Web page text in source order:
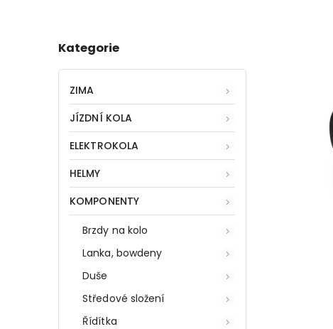
Kategorie
ZIMA
JÍZDNÍ KOLA
ELEKTROKOLA
HELMY
KOMPONENTY
Brzdy na kolo
Lanka, bowdeny
Duše
Středové složení
Řídítka